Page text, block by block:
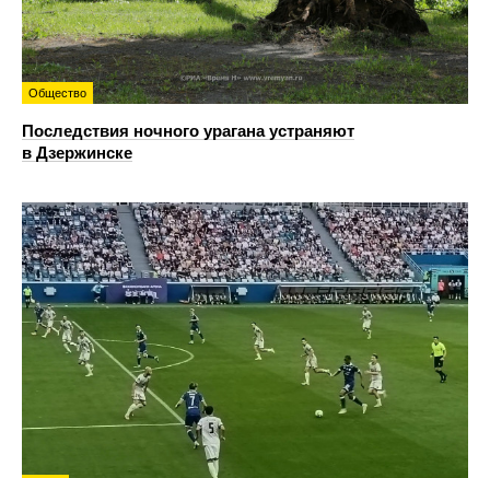
Общество
Последствия ночного урагана устраняют
в Дзержинске